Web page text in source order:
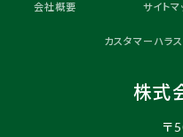
会社概要 サイトマ
カスタマーハラ
株式
〒